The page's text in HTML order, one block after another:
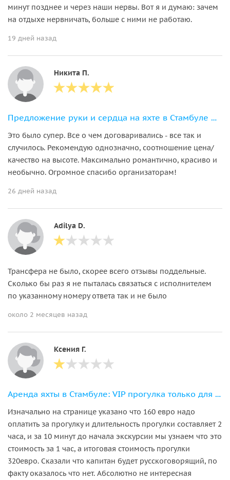
минут позднее и через наши нервы. Вот я и думаю: зачем
на отдыхе нервничать, больше с ними не работаю.
19 дней назад
Никита П.
Предложение руки и сердца на яхте в Стамбуле — всё включено!
Это было супер. Все о чем договаривались - все так и
случилось. Рекомендую однозначно, соотношение цена/
качество на высоте. Максимально романтично, красиво и
необычно. Огромное спасибо организаторам!
26 дней назад
Adilya D.
Трансфера не было, скорее всего отзывы поддельные.
Сколько бы раз я не пыталась связаться с исполнителем
по указанному номеру ответа так и не было
около 2 месяцев назад
Ксения Г.
Аренда яхты в Стамбуле: VIP прогулка только для вашей компании
Изначально на странице указано что 160 евро надо
оплатить за прогулку и длительность прогулки составляет 2
часа, и за 10 минут до начала экскурсии мы узнаем что это
стоимость за 1 час, а итоговая стоимость прогулки
320евро. Сказали что капитан будет русскоговорящий, по
факту оказалось что нет. Абсолютно не интересная